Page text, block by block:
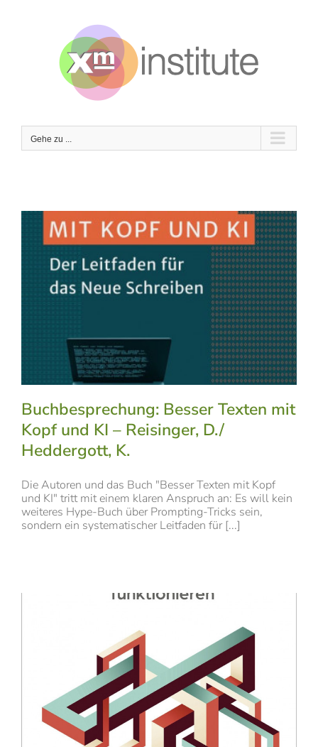
Gehe zu ...
Buchbesprechung: Besser Texten mit
Kopf und KI – Reisinger, D./
Heddergott, K.
Die Autoren und das Buch "Besser Texten mit Kopf
und KI" tritt mit einem klaren Anspruch an: Es will kein
weiteres Hype-Buch über Prompting-Tricks sein,
sondern ein systematischer Leitfaden für [...]